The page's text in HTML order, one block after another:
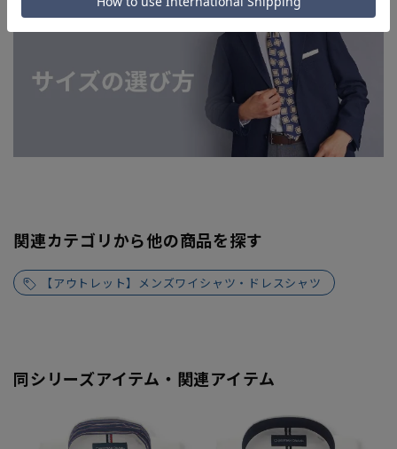
関連カテゴリから他の商品を探す
【アウトレット】メンズワイシャツ・ドレスシャツ
同シリーズアイテム・関連アイテム